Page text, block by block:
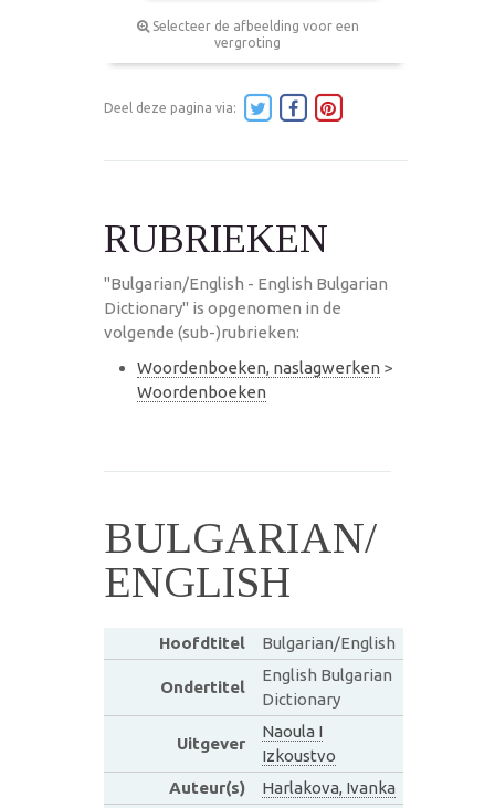
Selecteer de afbeelding voor een
vergroting
Deel deze pagina via:
RUBRIEKEN
"Bulgarian/English - English Bulgarian
Dictionary" is opgenomen in de
volgende (sub-)rubrieken:
Woordenboeken, naslagwerken >
Woordenboeken
BULGARIAN/
ENGLISH
Hoofdtitel Bulgarian/English
Ondertitel
English Bulgarian
Dictionary
Uitgever
Naoula I
Izkoustvo
Auteur(s)
Harlakova, Ivanka